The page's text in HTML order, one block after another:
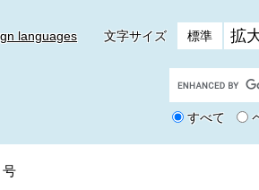
languages 文字サイズ 標準 拡
o
すべて